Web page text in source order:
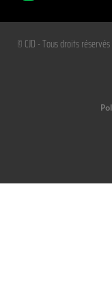
© CJD - Tous droits réservés